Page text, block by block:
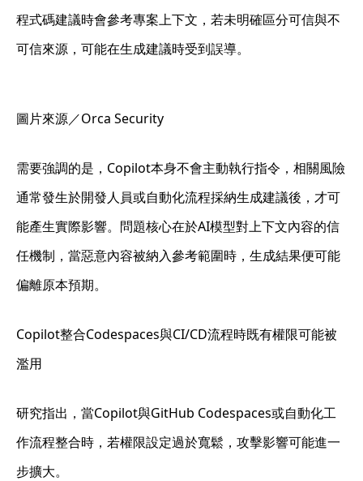
程式碼建議時會參考專案上下文，若未明確區分可信與不
可信來源，可能在生成建議時受到誤導。
圖片來源／Orca Security
需要強調的是，Copilot本身不會主動執行指令，相關風險
通常發生於開發人員或自動化流程採納生成建議後，才可
能產生實際影響。問題核心在於AI模型對上下文內容的信
任機制，當惡意內容被納入參考範圍時，生成結果便可能
偏離原本預期。
Copilot整合Codespaces與CI/CD流程時既有權限可能被
濫用
研究指出，當Copilot與GitHub Codespaces或自動化工
作流程整合時，若權限設定過於寬鬆，攻擊影響可能進一
步擴大。